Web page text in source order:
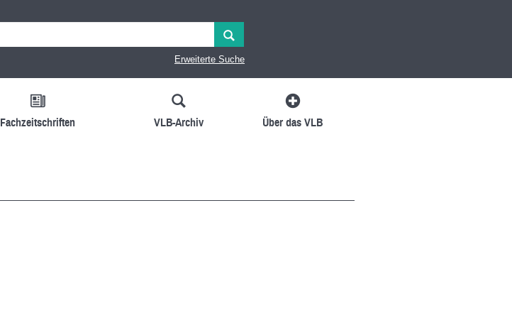
Erweiterte Suche
Fachzeitschriften VLB-Archiv Über das VLB